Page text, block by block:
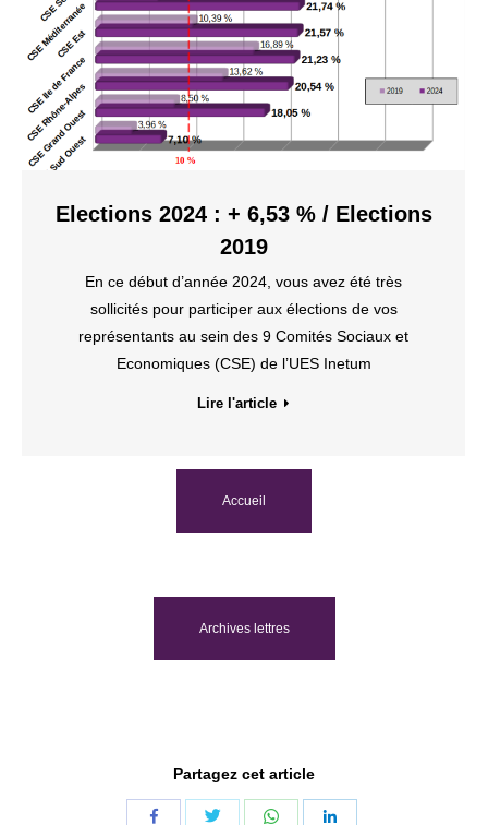
Elections 2024 : + 6,53 % / Elections
2019
En ce début d’année 2024, vous avez été très
sollicités pour participer aux élections de vos
représentants au sein des 9 Comités Sociaux et
Economiques (CSE) de l’UES Inetum
Lire l'article
Accueil
Archives lettres
Partagez cet article
Share Share